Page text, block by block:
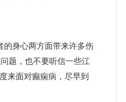
的身心两方面带来许多伤
题，也不要听信一些江
来面对癫痫病，尽早到